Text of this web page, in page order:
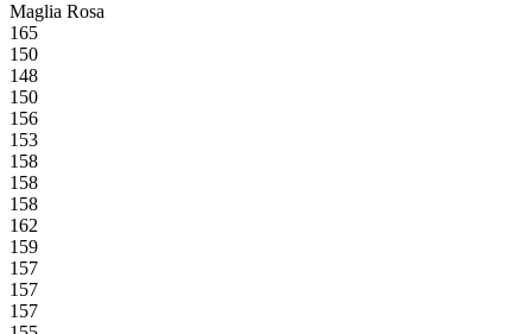
Maglia Rosa
165
150
148
150
156
153
158
158
158
162
159
157
157
157